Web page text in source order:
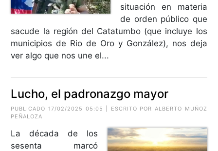
situación en materia
de orden público que
sacude la región del Catatumbo (que incluye los
municipios de Rio de Oro y González), nos deja
ver algo que nos une el...
Lucho, el padronazgo mayor
PUBLICADO 17/02/2025 05:05 | ESCRITO POR ALBERTO MUÑOZ
PEÑALOZA
La década de los
sesenta marcó